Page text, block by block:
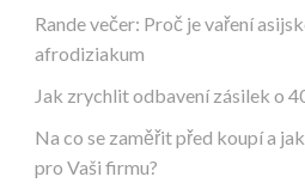
Rande večer: Proč je vaření
afrodiziakum
Jak zrychlit odbavení zásilek o
Na co se zaměřit před koupí a
pro Vaši firmu?